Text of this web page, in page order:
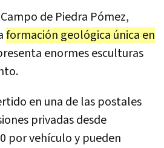
de Piedra Pómez,
formación geológica única en
enormes esculturas
en una de las postales
privadas desde
por vehículo y pueden